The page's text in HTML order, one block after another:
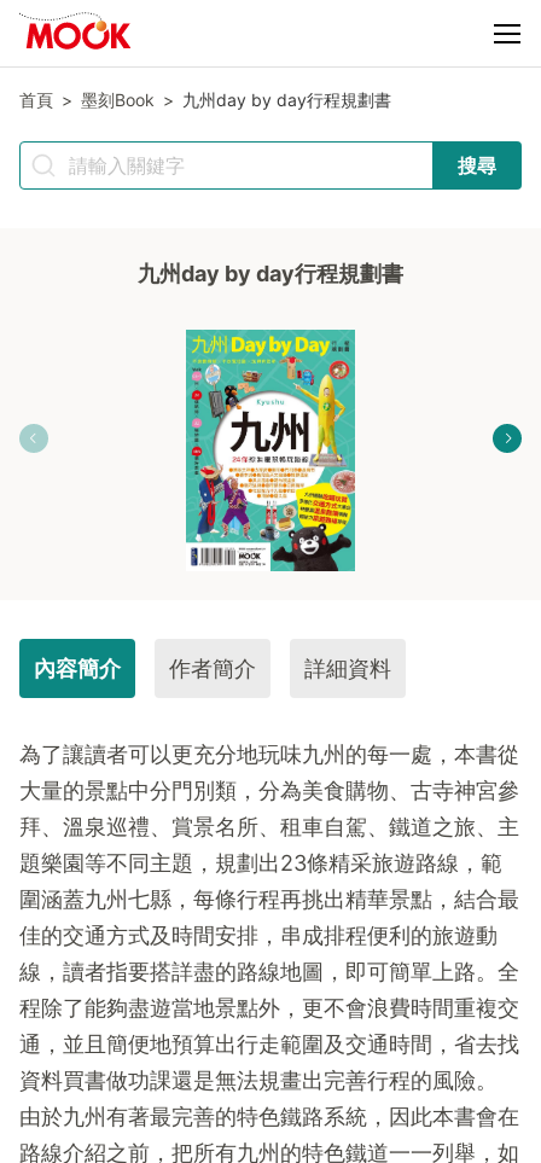
首頁 墨刻Book 九州day by day行程規劃書
搜尋
九州day by day行程規劃書
內容簡介 作者簡介 詳細資料
為了讓讀者可以更充分地玩味九州的每一處，本書從
大量的景點中分門別類，分為美食購物、古寺神宮參
拜、溫泉巡禮、賞景名所、租車自駕、鐵道之旅、主
題樂園等不同主題，規劃出23條精采旅遊路線，範
圍涵蓋九州七縣，每條行程再挑出精華景點，結合最
佳的交通方式及時間安排，串成排程便利的旅遊動
線，讀者指要搭詳盡的路線地圖，即可簡單上路。全
程除了能夠盡遊當地景點外，更不會浪費時間重複交
通，並且簡便地預算出行走範圍及交通時間，省去找
資料買書做功課還是無法規畫出完善行程的風險。
由於九州有著最完善的特色鐵路系統，因此本書會在
路線介紹之前，把所有九州的特色鐵道一一列舉，如